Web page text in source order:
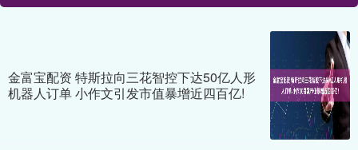
金富宝配资 特斯拉向三花智控下达50亿人形
机器人订单 小作文引发市值暴增近四百亿!